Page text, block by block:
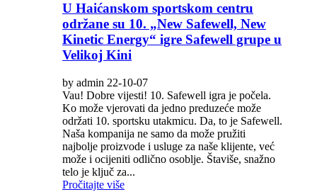
U Haićanskom sportskom centru
održane su 10. „New Safewell, New
Kinetic Energy“ igre Safewell grupe u
Velikoj Kini
by admin 22-10-07
Vau! Dobre vijesti! 10. Safewell igra je počela.
Ko može vjerovati da jedno preduzeće može
održati 10. sportsku utakmicu. Da, to je Safewell.
Naša kompanija ne samo da može pružiti
najbolje proizvode i usluge za naše klijente, već
može i ocijeniti odlično osoblje. Štaviše, snažno
telo je ključ za...
Pročitajte više